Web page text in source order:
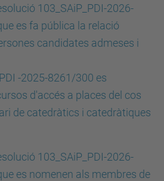
103_SAiP_PDI-2026-
es fa pública la relació
candidates admeses i
-2025-8261/300 es
d'accés a places del cos
de catedràtics i catedràtiques
103_SAiP_PDI-2026-
es nomenen als membres de